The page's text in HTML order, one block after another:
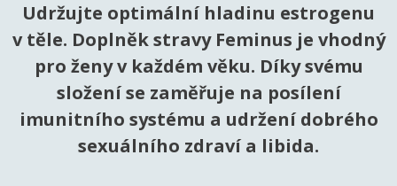
Udržujte optimální hladinu estrogenu
v těle. Doplněk stravy Feminus je vhodný
pro ženy v každém věku. Díky svému
složení se zaměřuje na posílení
imunitního systému a udržení dobrého
sexuálního zdraví a libida.